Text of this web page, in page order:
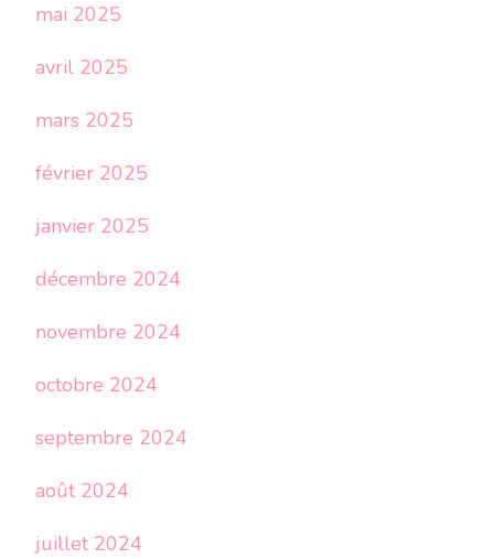
mai 2025
avril 2025
mars 2025
février 2025
janvier 2025
décembre 2024
novembre 2024
octobre 2024
septembre 2024
août 2024
juillet 2024